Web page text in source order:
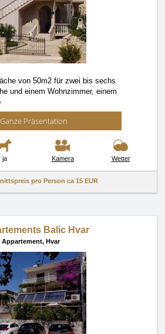
von 50m2 für zwei bis sechs
und einem Wohnzimmer, einem
Ganze Präsentation
ja Kamera Wetter
pro Person ca 15 EUR
Balic Hvar
Appartement, Hvar